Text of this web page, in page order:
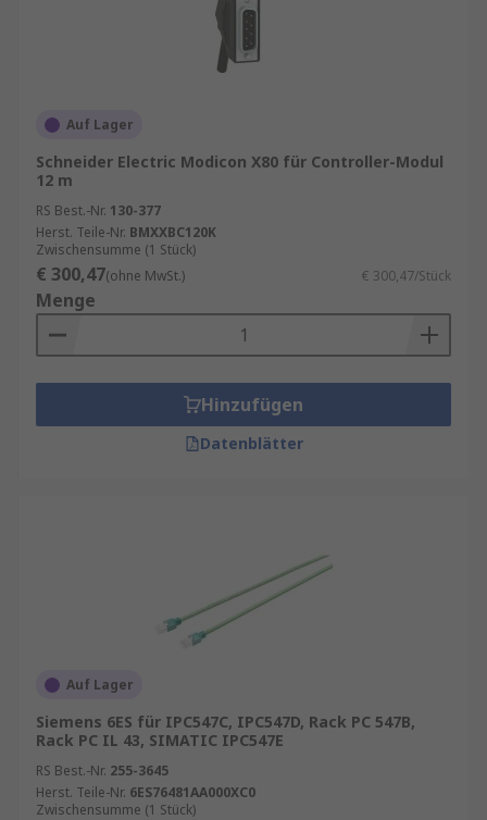
Auf Lager
Schneider Electric Modicon X80 für Controller-Modul
12 m
RS Best.-Nr. 130-377
Herst. Teile-Nr. BMXXBC120K
Zwischensumme (1 Stück)
€ 300,47(ohne MwSt.) € 300,47/Stück
Menge
Hinzufügen
Datenblätter
Auf Lager
Siemens 6ES für IPC547C, IPC547D, Rack PC 547B,
Rack PC IL 43, SIMATIC IPC547E
RS Best.-Nr. 255-3645
Herst. Teile-Nr. 6ES76481AA000XC0
Zwischensumme (1 Stück)